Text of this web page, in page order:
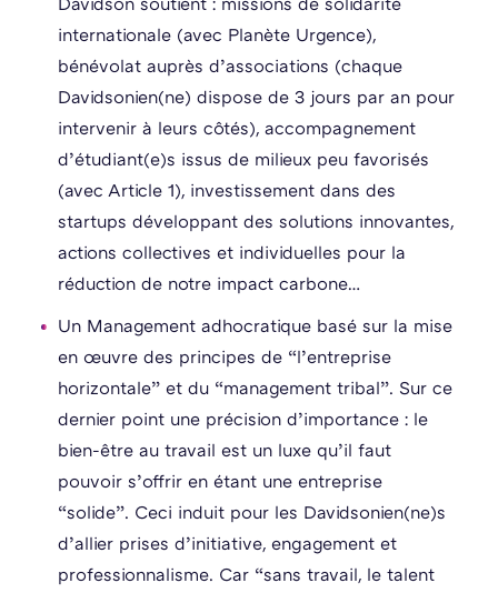
internationale (avec Planète Urgence),
bénévolat auprès d’associations (chaque
Davidsonien(ne) dispose de 3 jours par an pour
intervenir à leurs côtés), accompagnement
d’étudiant(e)s issus de milieux peu favorisés
(avec Article 1), investissement dans des
startups développant des solutions innovantes,
actions collectives et individuelles pour la
réduction de notre impact carbone…
Un Management adhocratique basé sur la mise
en œuvre des principes de “l’entreprise
horizontale” et du “management tribal”. Sur ce
dernier point une précision d’importance : le
bien-être au travail est un luxe qu’il faut
pouvoir s’offrir en étant une entreprise
“solide”. Ceci induit pour les Davidsonien(ne)s
d’allier prises d’initiative, engagement et
professionnalisme. Car “sans travail, le talent